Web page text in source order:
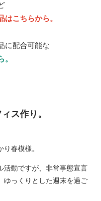
こちらから。
に配合可能な
ス作り。
春模様。
活動ですが、非常事態宣言
ゆっくりとした週末を過ご